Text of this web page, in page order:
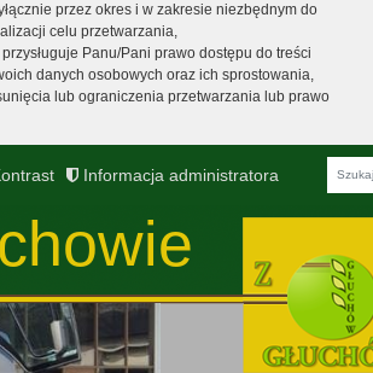
przez okres i w zakresie niezbędnym do
celu przetwarzania,
przysługuje Panu/Pani prawo dostępu do treści
danych osobowych oraz ich sprostowania,
lub ograniczenia przetwarzania lub prawo
Informacja administratora
Fraza